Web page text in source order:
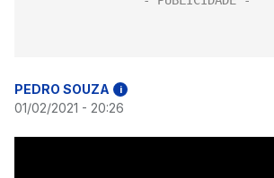
PEDRO SOUZA i
01/02/2021 - 20:26